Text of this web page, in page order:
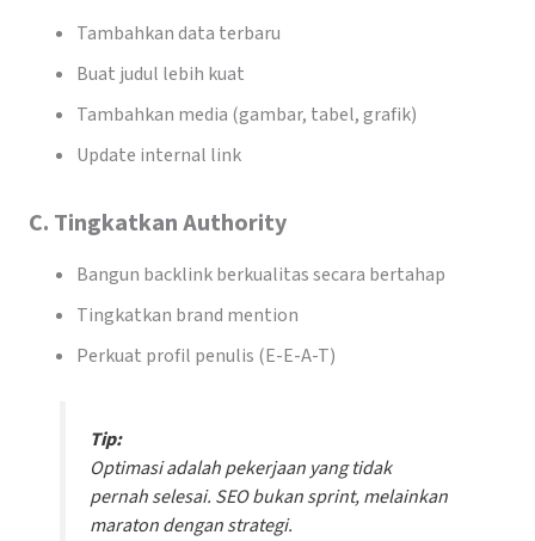
Tambahkan data terbaru
Buat judul lebih kuat
Tambahkan media (gambar, tabel, grafik)
Update internal link
C. Tingkatkan Authority
Bangun backlink berkualitas secara bertahap
Tingkatkan brand mention
Perkuat profil penulis (E-E-A-T)
Tip:
Optimasi adalah pekerjaan yang tidak
pernah selesai. SEO bukan sprint, melainkan
maraton dengan strategi.